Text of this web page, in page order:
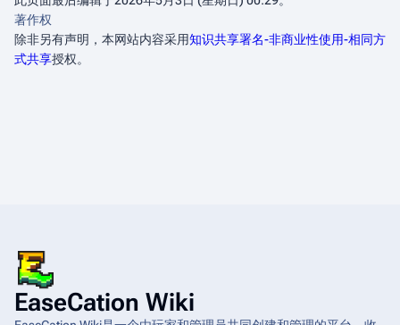
著作权
除非另有声明，本网站内容采用知识共享署名-非商业性使用-相同方
式共享授权。
EaseCation Wiki